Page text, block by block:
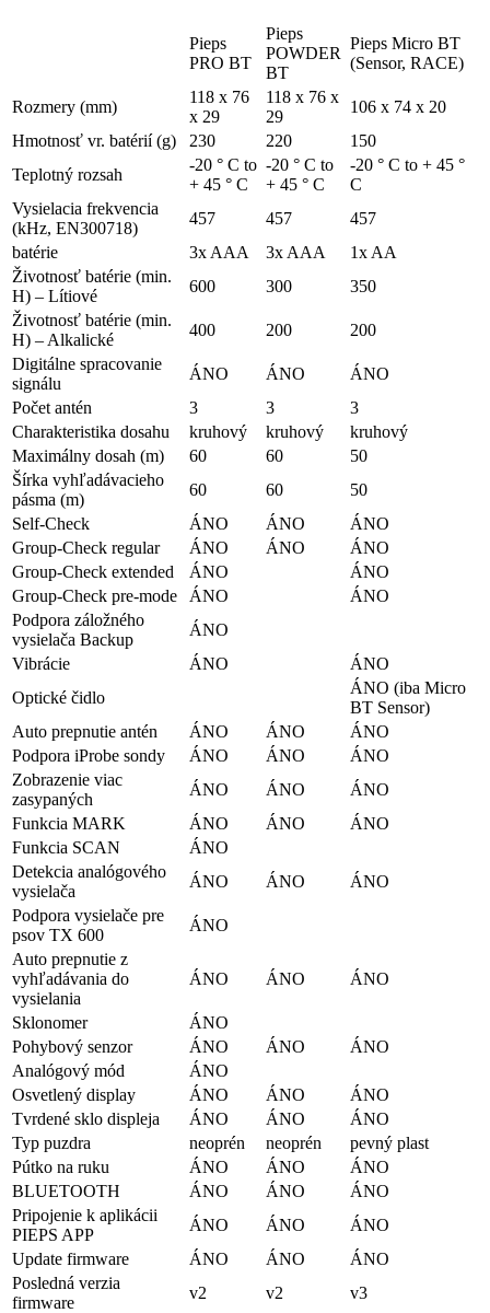
Pieps
PRO BT
Pieps
POWDER
BT
Pieps Micro BT
(Sensor, RACE)
Rozmery (mm)
118 x 76
x 29
118 x 76 x
29
106 x 74 x 20
Hmotnosť vr. batérií (g)
230 220
150
Teplotný rozsah
-20 ° C to
+ 45 ° C
-20 ° C to
+ 45 ° C
-20 ° C to + 45 °
C
Vysielacia frekvencia
(kHz, EN300718)
457 457
457
batérie
3x AAA 3x AAA
1x AA
Životnosť batérie (min.
H) – Lítiové
600 300
350
Životnosť batérie (min.
H) – Alkalické
400 200
200
Digitálne spracovanie
signálu
ÁNO ÁNO
ÁNO
Počet antén
3 3
3
Charakteristika dosahu
kruhový kruhový
kruhový
Maximálny dosah (m)
60 60
50
Šírka vyhľadávacieho
pásma (m)
60 60
50
Self-Check
ÁNO ÁNO
ÁNO
Group-Check regular
ÁNO ÁNO
ÁNO
Group-Check extended
ÁNO
ÁNO
Group-Check pre-mode
ÁNO
ÁNO
Podpora záložného
vysielača Backup
ÁNO
Vibrácie
ÁNO
ÁNO
Optické čidlo
ÁNO (iba Micro
BT Sensor)
Auto prepnutie antén
ÁNO ÁNO
ÁNO
Podpora iProbe sondy
ÁNO ÁNO
ÁNO
Zobrazenie viac
zasypaných
ÁNO ÁNO
ÁNO
Funkcia MARK
ÁNO ÁNO
ÁNO
Funkcia SCAN
ÁNO
Detekcia analógového
vysielača
ÁNO ÁNO
ÁNO
Podpora vysielače pre
psov TX 600
ÁNO
Auto prepnutie z
vyhľadávania do
vysielania
ÁNO ÁNO ÁNO
Sklonomer
ÁNO
Pohybový senzor
ÁNO ÁNO
ÁNO
Analógový mód
ÁNO
Osvetlený display
ÁNO ÁNO
ÁNO
Tvrdené sklo displeja
ÁNO ÁNO
ÁNO
Typ puzdra
neoprén neoprén
pevný plast
Pútko na ruku
ÁNO ÁNO
ÁNO
BLUETOOTH
ÁNO ÁNO
ÁNO
Pripojenie k aplikácii
PIEPS APP
ÁNO ÁNO
ÁNO
Update firmware
ÁNO ÁNO
ÁNO
Posledná verzia
firmware
v2 v2 v3